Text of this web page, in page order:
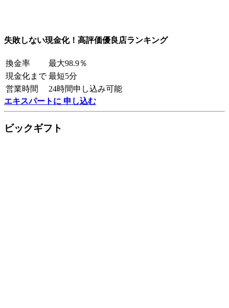
失敗しない現金化！高評価優良店ランキング
換金率
最大98.9％
現金化まで 最短5分
営業時間
24時間申し込み可能
エキスパートに 申し込む
ビックギフト